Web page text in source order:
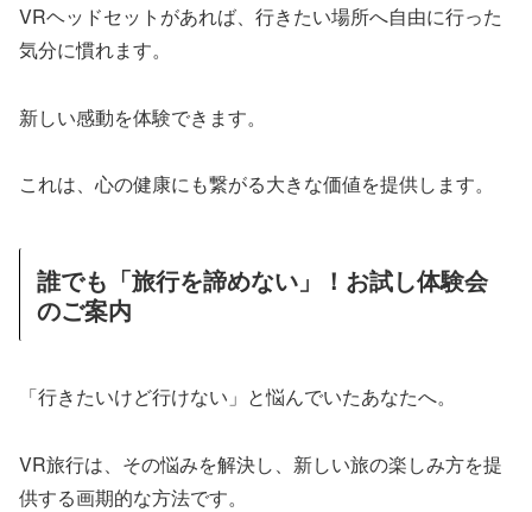
VRヘッドセットがあれば、行きたい場所へ自由に行った
気分に慣れます。
新しい感動を体験できます。
これは、心の健康にも繋がる大きな価値を提供します。
誰でも「旅行を諦めない」！お試し体験会
のご案内
「行きたいけど行けない」と悩んでいたあなたへ。
VR旅行は、その悩みを解決し、新しい旅の楽しみ方を提
供する画期的な方法です。